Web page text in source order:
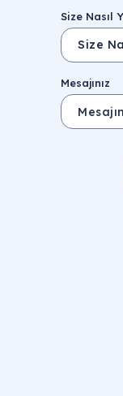
Size Nasıl
Mesajınız